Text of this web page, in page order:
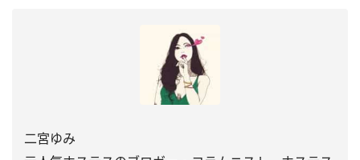
二宮ゆみ